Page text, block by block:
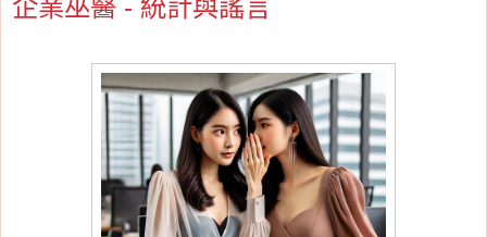
企業巫醫 - 統計與謠言